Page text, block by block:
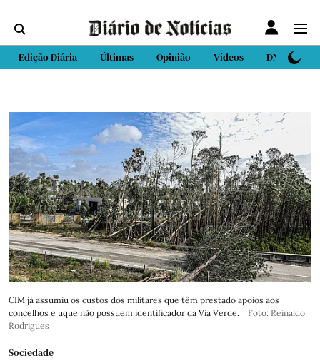
Edição Diária Últimas Opinião Vídeos DN Sport
CIM já assumiu os custos dos militares que têm prestado apoios aos
concelhos e uque não possuem identificador da Via Verde.
Foto: Reinaldo
Rodrigues
Sociedade